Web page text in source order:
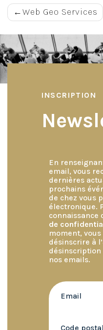
de
l’article
Web Geo Services
INSCRIPTION
En
email, vous
dernières
prochains
de chez vous
électronique.
connaissance
de
moment,
désinscrire à
nos emails.